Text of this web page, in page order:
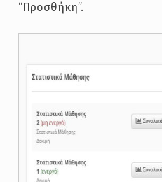
“Προσθήκη”.